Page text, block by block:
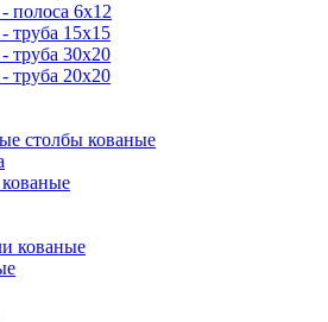
полоса 6х12
труба 15х15
труба 30х20
труба 20х20
столбы кованые
кованые